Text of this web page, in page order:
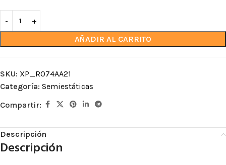
AÑADIR AL CARRITO
SKU: XP_R074AA21
Categoría: Semiestáticas
Compartir:
Descripción
Descripción